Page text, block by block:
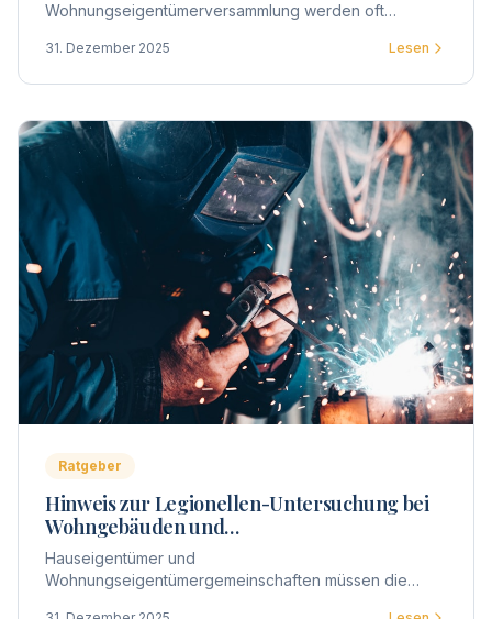
Wohnungseigentümerversammlung werden oft
für verschiedene Szenarien.
31. Dezember 2025 Lesen
Ratgeber
Hinweis zur Legionellen-Untersuchung bei
Wohngebäuden und
Wohnungseigentümergemeinschaften
Hauseigentümer und
Wohnungseigentümergemeinschaften müssen die